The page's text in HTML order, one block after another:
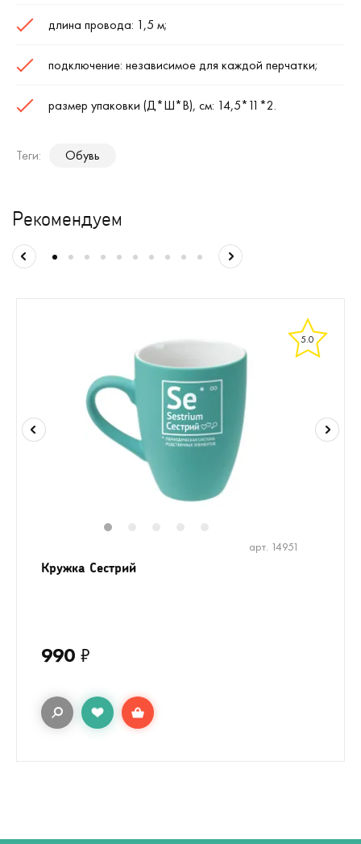
длина провода: 1,5 м;
подключение: независимое для каждой перчатки;
размер упаковки (Д*Ш*В), см: 14,5*11*2.
Теги: Обувь
Рекомендуем
5.0
арт. 14951
Кружка Сестрий
990 ₽